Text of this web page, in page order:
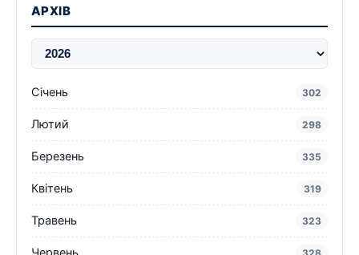
АРХІВ
Січень 302
Лютий 298
Березень 335
Квітень 319
Травень 323